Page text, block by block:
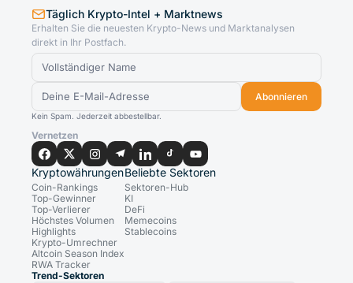
Täglich Krypto-Intel + Marktnews
Erhalten Sie die neuesten Krypto-News und Marktanalysen
direkt in Ihr Postfach.
Abonnieren
Kein Spam. Jederzeit abbestellbar.
Vernetzen
Kryptowährungen
Coin-Rankings
Top-Gewinner
Top-Verlierer
Höchstes Volumen
Highlights
Krypto-Umrechner
Altcoin Season Index
RWA Tracker
Beliebte Sektoren
Sektoren-Hub
KI
DeFi
Memecoins
Stablecoins
Trend-Sektoren